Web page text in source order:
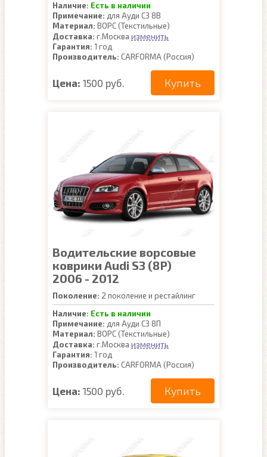
Наличие: Есть в наличии
Примечание: для Ауди С3 8В
Материал: ВОРС (Текстильные)
Доставка: г.Москва изменить
Гарантия: 1 год
Производитель: CARFORMA (Россия)
Цена: 1500 руб. Купить
Водительские ворсовые
коврики Audi S3 (8P)
2006 - 2012
Поколение: 2 поколение и рестайлинг
Наличие: Есть в наличии
Примечание: для Ауди С3 8П
Материал: ВОРС (Текстильные)
Доставка: г.Москва изменить
Гарантия: 1 год
Производитель: CARFORMA (Россия)
Цена: 1500 руб. Купить